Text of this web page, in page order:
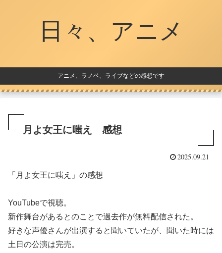
日々、アニメ
アニメ、ラノベ、ライブなどの感想です
月よ女王に嗤え 感想
2025.09.21
「月よ女王に嗤え」の感想
YouTubeで視聴。
新作舞台があるとのことで過去作が無料配信された。
好きな声優さんが出演すると聞いていたが、聞いた時には
土日の公演は完売。